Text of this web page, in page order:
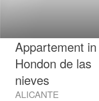
Appartement in
Hondon de las
nieves
ALICANTE